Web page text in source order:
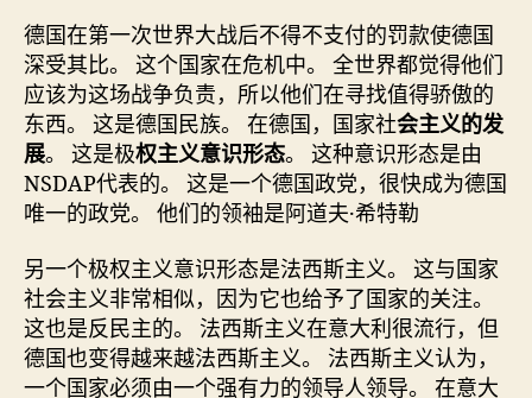
德国在第一次世界大战后不得不支付的罚款使德国
深受其比。 这个国家在危机中。 全世界都觉得他们
应该为这场战争负责，所以他们在寻找值得骄傲的
东西。 这是德国民族。 在德国，国家社会主义的发
展。 这是极权主义意识形态。 这种意识形态是由
NSDAP代表的。 这是一个德国政党，很快成为德国
唯一的政党。 他们的领袖是阿道夫·希特勒
另一个极权主义意识形态是法西斯主义。 这与国家
社会主义非常相似，因为它也给予了国家的关注。
这也是反民主的。 法西斯主义在意大利很流行，但
德国也变得越来越法西斯主义。 法西斯主义认为，
一个国家必须由一个强有力的领导人领导。 在意大